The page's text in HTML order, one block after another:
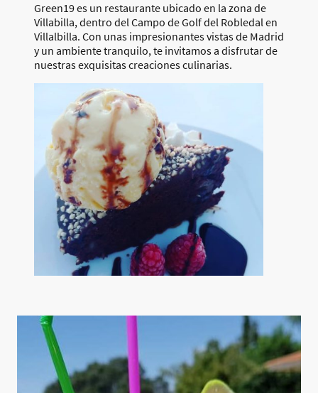
Green19 es un restaurante ubicado en la zona de
Villabilla, dentro del Campo de Golf del Robledal en
Villalbilla. Con unas impresionantes vistas de Madrid
y un ambiente tranquilo, te invitamos a disfrutar de
nuestras exquisitas creaciones culinarias.